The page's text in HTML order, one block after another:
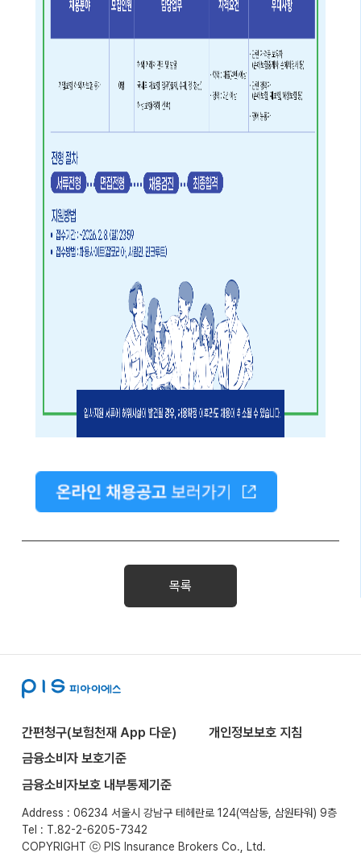
목록
간편청구(보험천재 App 다운)
개인정보보호 지침
금융소비자 보호기준
금융소비자보호 내부통제기준
Address : 06234 서울시 강남구 테헤란로 124(역삼동, 삼원타워) 9층
Tel : T.82-2-6205-7342
COPYRIGHT ⓒ PIS Insurance Brokers Co., Ltd.